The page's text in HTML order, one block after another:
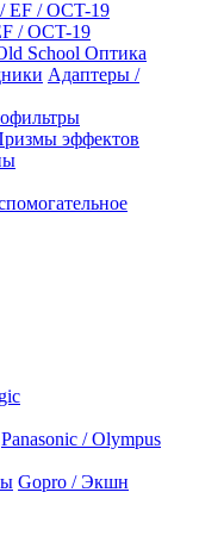
/ OCT-19
School Оптика
Адаптеры /
эффектов
Panasonic / Olympus
Gopro / Экшн